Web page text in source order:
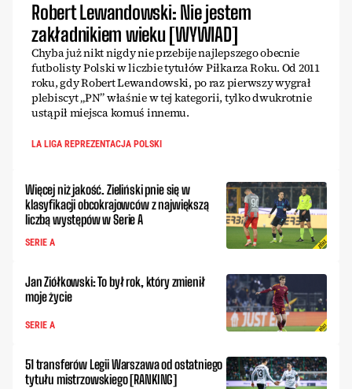
Robert Lewandowski: Nie jestem
zakładnikiem wieku [WYWIAD]
Chyba już nikt nigdy nie przebije najlepszego obecnie
futbolisty Polski w liczbie tytułów Piłkarza Roku. Od 2011
roku, gdy Robert Lewandowski, po raz pierwszy wygrał
plebiscyt „PN” właśnie w tej kategorii, tylko dwukrotnie
ustąpił miejsca komuś innemu.
LA LIGA REPREZENTACJA POLSKI
Więcej niż jakość. Zieliński pnie się w
klasyfikacji obcokrajowców z największą
liczbą występów w Serie A
SERIE A
Jan Ziółkowski: To był rok, który zmienił
moje życie
SERIE A
51 transferów Legii Warszawa od ostatniego
tytułu mistrzowskiego [RANKING]